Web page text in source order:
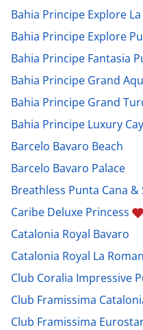
Bahia Principe Explore
Bahia Principe Explore
Bahia Principe Fantasia
Bahia Principe Grand
Bahia Principe Grand
Bahia Principe Luxury
Barcelo Bavaro Beach
Barcelo Bavaro Palace
Breathless Punta Cana &
Caribe Deluxe Princess
Catalonia Royal Bavaro
Catalonia Royal La
Club Coralia Impressive
Club Framissima
Club Framissima